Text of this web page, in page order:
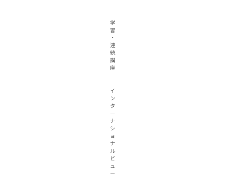
学
習
・
連
続
講
座
イ
ン
タ
ー
ナ
シ
ョ
ナ
ル
ビ
ュ
ー